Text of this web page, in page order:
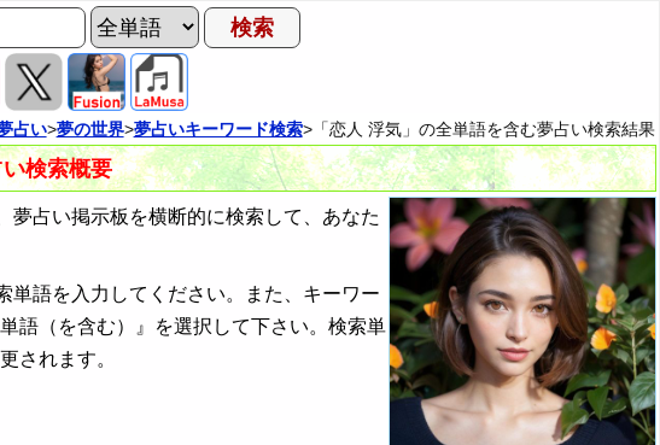
占い>夢の世界>夢占いキーワード検索>「恋人 浮気」の全単語を含む夢占い検索結果
検索概要
占い掲示板を横断的に検索して、あなた
単語を入力してください。また、キーワー
語（を含む）』を選択して下さい。検索単
されます。